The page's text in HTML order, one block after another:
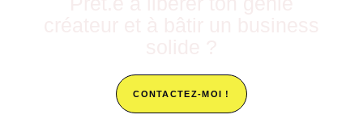
CONTACTEZ-MOI !